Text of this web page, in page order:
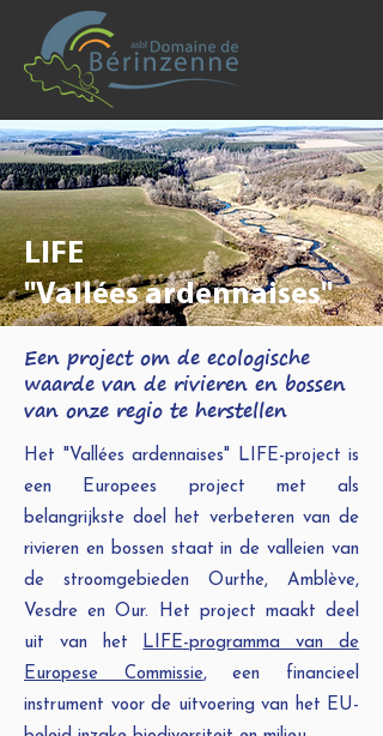
LIFE
"Vallées ardennaises"
Een project om de ecologische
waarde van de rivieren en bossen
van onze regio te herstellen
Het "Vallées ardennaises" LIFE-project is
een Europees project met als
belangrijkste doel het verbeteren van de
rivieren en bossen staat in de valleien van
de stroomgebieden Ourthe, Amblève,
Vesdre en Our. Het project maakt deel
uit van het LIFE-programma van de
Europese Commissie, een financieel
instrument voor de uitvoering van het EU-